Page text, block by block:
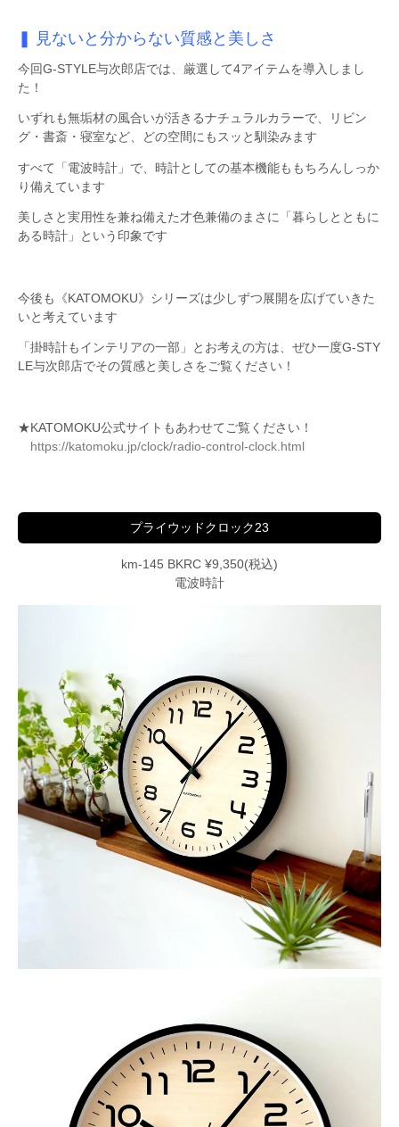
❚ 見ないと分からない質感と美しさ
今回G-STYLE与次郎店では、厳選して4アイテムを導入しまし
た！
いずれも無垢材の風合いが活きるナチュラルカラーで、リビン
グ・書斎・寝室など、どの空間にもスッと馴染みます
すべて「電波時計」で、時計としての基本機能ももちろんしっか
り備えています
美しさと実用性を兼ね備えた才色兼備のまさに「暮らしとともに
ある時計」という印象です
今後も《KATOMOKU》シリーズは少しずつ展開を広げていきた
いと考えています
「掛時計もインテリアの一部」とお考えの方は、ぜひ一度G-STY
LE与次郎店でその質感と美しさをご覧ください！
★KATOMOKU公式サイトもあわせてご覧ください！
https://katomoku.jp/clock/radio-control-clock.html
プライウッドクロック23
km-145 BKRC ¥9,350(税込)
電波時計